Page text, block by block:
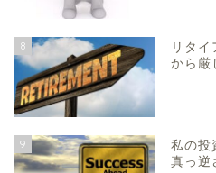
8
リタ
から厳
9
私の投
真っ